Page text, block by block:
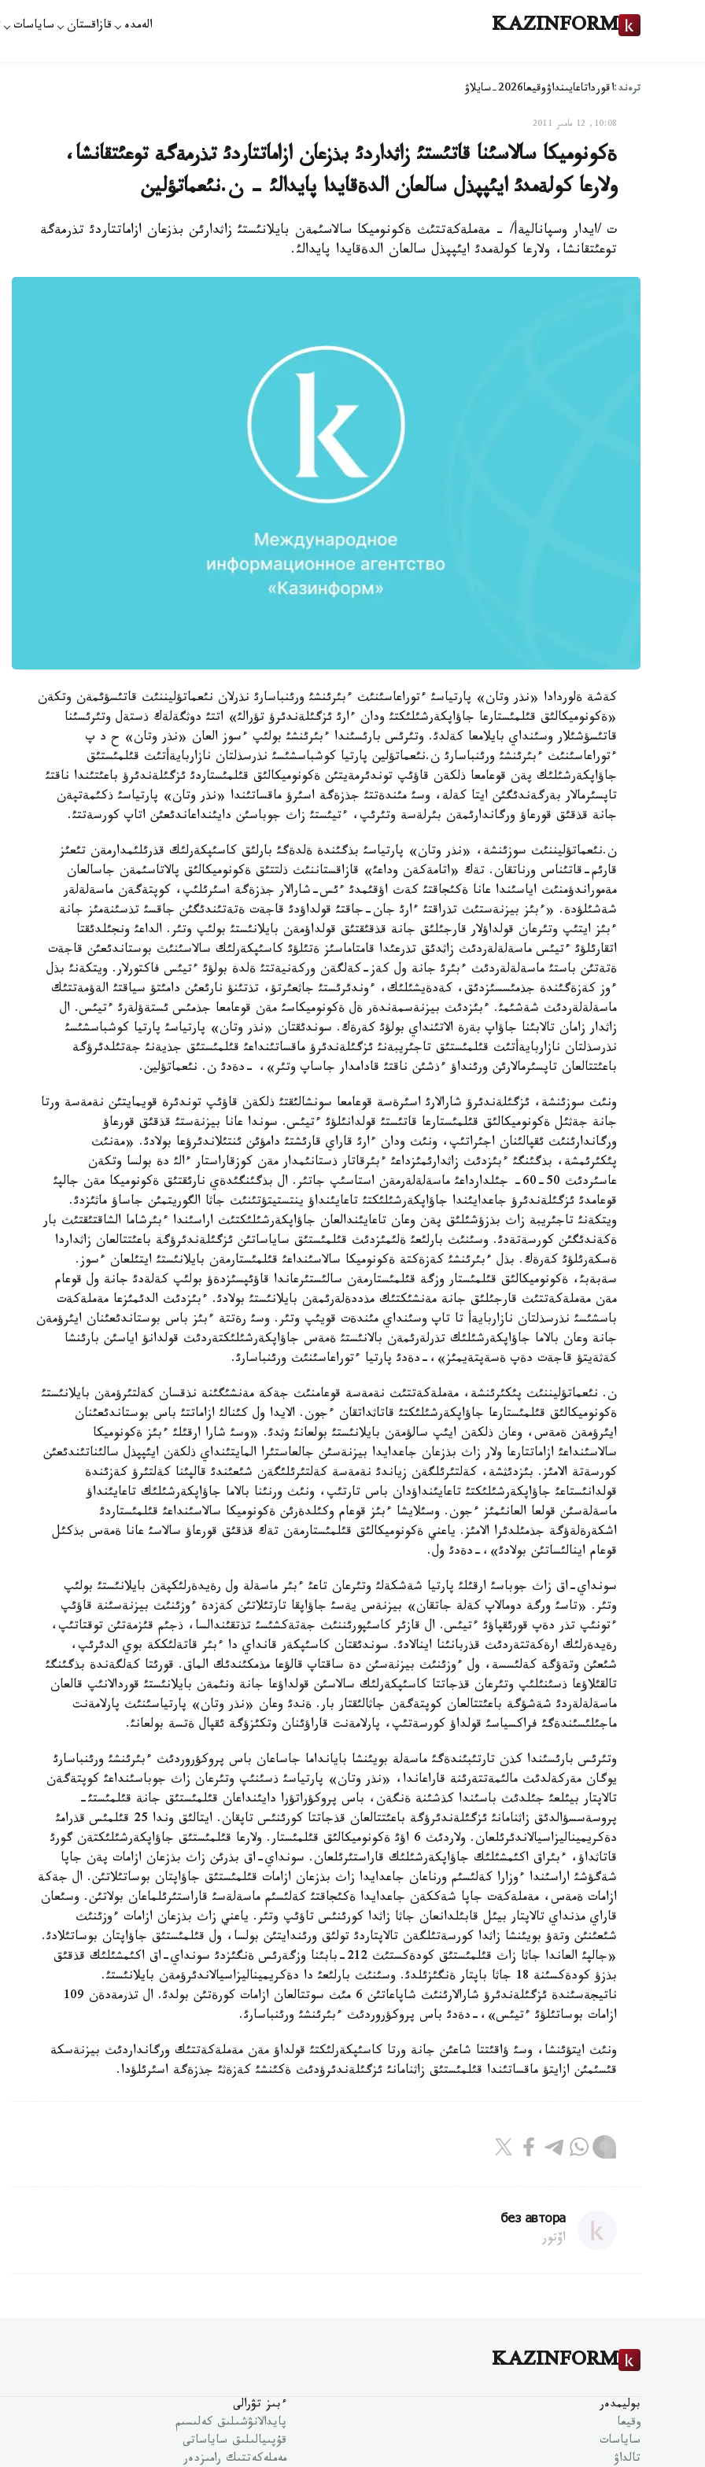
KAZINFORM الەمدە قازاقستان ساياسات
ترەند:اقورداتاعايىنداۋوقيعا2026-سايلاۋ
10:08, 12 مامىر 2011
ةكونوميكا سالاسئنا قاتئستئ زاثداردئ بذزعان ازاماتتاردئ تذرمةگة توعئتقانشا،
ولارعا كولةمدئ ايئپپذل سالعان الدةقايدا پايدالئ - ن.نئعماتؤلين
ت /ايدار وسپاناليةأ/ - مةملةكةتتئث ةكونوميكا سالاسئمةن بايلانئستئ زاثدارئن بذزعان ازاماتتاردئ تذرمةگة
توعئتقانشا، ولارعا كولةمدئ ايئپپذل سالعان الدةقايدا پايدالئ.
كةشة ةلوردادا «نذر وتان» پارتياسئ ءتوراعاسئنئث ءبئرئنشئ ورئنباسارئ نذرلان نئعماتؤليننئث قاتئسؤئمةن وتكةن
«ةكونوميكالئق قئلمئستارعا جاؤاپكةرشئلئكتئ ودان ءارئ ئزگئلةندئرؤ تؤرالئ» اتتئ دوثگةلةك ذستةل وتئرئسئنا
قاتئسؤشئلار وسئنداي بايلامعا كةلدئ. وتئرئس بارئسئندا ءبئرئنشئ بولئپ ءسوز العان «نذر وتان» ح د پ
ءتوراعاسئنئث ءبئرئنشئ ورئنباسارئ ن.نئعماتؤلين پارتيا كوشباسشئسئ نذرسذلتان نازاربايةأتئث قئلمئستئق
جاؤاپكةرشئلئك پةن قوعامعا ذلكةن قاؤئپ توندئرمةيتئن ةكونوميكالئق قئلمئستاردئ ئزگئلةندئرؤ باعئتئندا ناقتئ
تاپسئرمالار بةرگةندئگئن ايتا كةلة، وسئ مئندةتتئ جذزةگة اسئرؤ ماقساتئندا «نذر وتان» پارتياسئ ذكئمةتپةن
جانة قذقئق قورعاؤ ورگاندارئمةن بئرلةسة وتئرئپ، ءتيئستئ زاث جوباسئن دايئنداعاندئعئن اتاپ كورسةتتئ.
ن.نئعماتؤليننئث سوزئنشة، «نذر وتان» پارتياسئ بذگئندة ةلدةگئ بارلئق كاسئپكةرلئك قذرئلئمدارمةن تئعئز
قارئم-قاتئناس ورناتقان. تةك «اتامةكةن وداعئ» قازاقستاننئث ذلتتئق ةكونوميكالئق پالاتاسئمةن جاسالعان
مةموراندؤمنئث اياسئندا عانا ةكئجاقتئ كةث اؤقئمدئ ءئس-شارالار جذزةگة اسئرئلئپ، كوپتةگةن ماسةلةلةر
شةشئلؤدة. «ءبئز بيزنةستئث تذراقتئ ءارئ جان-جاقتئ قولداؤدئ قاجةت ةتةتئندئگئن جاقسئ تذسئنةمئز جانة
ءبئز ايتئپ وتئرعان قولداؤلار قارجئلئق جانة قذقئقتئق قولداؤمةن بايلانئستئ بولئپ وتئر. الداعئ ونجئلدئقتا
اتقارئلؤئ ءتيئس ماسةلةلةردئث زاثدئق تذرعئدا قامتاماسئز ةتئلؤئ كاسئپكةرلئك سالاسئنئث بوستاندئعئن قاجةت
ةتةتئن باستئ ماسةلةلةردئث ءبئرئ جانة ول كةز-كةلگةن وركةنيةتتئ ةلدة بولؤئ ءتيئس فاكتورلار. ويتكةنئ بذل
ءوز كةزةگئندة جذمئسسئزدئق، كةدةيشئلئك، ءوندئرئستئ جاثعئرتؤ، تذتئنؤ نارئعئن دامئتؤ سياقتئ الةؤمةتتئك
ماسةلةلةردئث شةشئمئ. ءبئزدئث بيزنةسمةندةر ةل ةكونوميكاسئ مةن قوعامعا جذمئس ئستةؤلةرئ ءتيئس. ال
زاثدار زامان تالابئنا جاؤاپ بةرة الاتئنداي بولؤئ كةرةك. سوندئقتان «نذر وتان» پارتياسئ پارتيا كوشباسشئسئ
نذرسذلتان نازاربايةأتئث قئلمئستئق تاجئريبةنئ ئزگئلةندئرؤ ماقساتئنداعئ قئلمئستئق جذيةنئ جةتئلدئرؤگة
باعئتتالعان تاپسئرمالارئن ورئنداؤ ءذشئن ناقتئ قادامدار جاساپ وتئر»، -دةدئ ن. نئعماتؤلين.
ونئث سوزئنشة، ئزگئلةندئرؤ شارالارئ اسئرةسة قوعامعا سونشالئقتئ ذلكةن قاؤئپ توندئرة قويمايتئن نةمةسة ورتا
جانة جةثئل ةكونوميكالئق قئلمئستارعا قاتئستئ قولدانئلؤئ ءتيئس. سوندا عانا بيزنةستئ قذقئق قورعاؤ
ورگاندارئنئث ئقپالئنان اجئراتئپ، ونئث ودان ءارئ قاراي قارئشتئ دامؤئن ئنتئلاندئرؤعا بولادئ. «مةنئث
پئكئرئمشة، بذگئنگئ ءبئزدئث زاثدارئمئزداعئ ءبئرقاتار ذستانئمدار مةن كوزقاراستار ءالئ دة بولسا وتكةن
عاسئردئث 50-60- جئلدارداعئ ماسةلةلةرمةن استاسئپ جاتئر. ال بذگئنگئدةي نارئقتئق ةكونوميكا مةن جالپئ
قوعامدئ ئزگئلةندئرؤ جاعدايئندا جاؤاپكةرشئلئكتئ تاعايئنداؤ ينتستيتؤتئنئث جاثا الگوريتمئن جاساؤ ماثئزدئ.
ويتكةنئ تاجئريبة زاث بذزؤشئلئق پةن وعان تاعايئندالعان جاؤاپكةرشئلئكتئث اراسئندا ءبئرشاما الشاقتئقتئث بار
ةكةندئگئن كورسةتةدئ. وسئنئث بارلئعئ ةلئمئزدئث قئلمئستئق ساياساتئن ئزگئلةندئرؤگة باعئتتالعان زاثداردا
ةسكةرئلؤئ كةرةك. بذل ءبئرئنشئ كةزةكتة ةكونوميكا سالاسئنداعئ قئلمئستارمةن بايلانئستئ ايتئلعان ءسوز.
سةبةبئ، ةكونوميكالئق قئلمئستار وزگة قئلمئستارمةن سالئستئرعاندا قاؤئپسئزدةؤ بولئپ كةلةدئ جانة ول قوعام
مةن مةملةكةتتئث قارجئلئق جانة مةنشئكتئك مذددةلةرئمةن بايلانئستئ بولادئ. ءبئزدئث الدئمئزعا مةملةكةت
باسشئسئ نذرسذلتان نازاربايةأ تا تاپ وسئنداي مئندةت قويئپ وتئر. وسئ رةتتة ءبئز باس بوستاندئعئنان ايئرؤمةن
جانة وعان بالاما جاؤاپكةرشئلئك تذرلةرئمةن بالانئستئ ةمةس جاؤاپكةرشئلئكتةردئث قولدانؤ اياسئن بارئنشا
كةثةيتؤ قاجةت دةپ ةسةپتةيمئز»،-دةدئ پارتيا ءتوراعاسئنئث ورئنباسارئ.
ن. نئعماتؤليننئث پئكئرئنشة، مةملةكةتتئث نةمةسة قوعامنئث جةكة مةنشئگئنة نذقسان كةلتئرؤمةن بايلانئستئ
ةكونوميكالئق قئلمئستارعا جاؤاپكةرشئلئكتئ قاتاثداتقان ءجون. الايدا ول كئنالئ ازاماتتئ باس بوستاندئعئنان
ايئرؤمةن ةمةس، وعان ذلكةن ايئپ سالؤمةن بايلانئستئ بولعانئ وثدئ. «وسئ شارا ارقئلئ ءبئز ةكونوميكا
سالاسئنداعئ ازاماتتارعا ولار زاث بذزعان جاعدايدا بيزنةسئن جالعاستئرا المايتئنداي ذلكةن ايئپپذل سالئناتئندئعئن
كورسةتة الامئز. بئزدئثشة، كةلتئرئلگةن زياندئ نةمةسة كةلتئرئلئگةن شئعئندئ قالپئنا كةلتئرؤ كةزئندة
قولدانئستاعئ جاؤاپكةرشئلئكتئ تاعايئنداؤدان باس تارتئپ، ونئث ورنئنا بالاما جاؤاپكةرشئلئك تاعايئنداؤ
ماسةلةسئن قولعا العانئمئز ءجون. وسئلايشا ءبئز قوعام وكئلدةرئن ةكونوميكا سالاسئنداعئ قئلمئستاردئ
اشكةرةلةؤگة جذمئلدئرا الامئز. ياعني ةكونوميكالئق قئلمئستارمةن تةك قذقئق قورعاؤ سالاسئ عانا ةمةس بذكئل
قوعام اينالئساتئن بولادئ»،-دةدئ ول.
سونداي-اق زاث جوباسئ ارقئلئ پارتيا شةشكةلئ وتئرعان تاعئ ءبئر ماسةلة ول رةيدةرلئكپةن بايلانئستئ بولئپ
وتئر. «تاسئ ورگة دومالاپ كةلة جاتقان» بيزنةس يةسئ جاؤاپقا تارتئلاتئن كةزدة ءوزئنئث بيزنةسئنة قاؤئپ
ءتونئپ تذر دةپ قورئقپاؤئ ءتيئس. ال قازئر كاسئپورئننئث جةتةكشئسئ تذتقئندالسا، ذجئم قئزمةتئن توقتاتئپ،
رةيدةرلئك ارةكةتتةردئث قذربانئنا اينالادئ. سوندئقتان كاسئپكةر قانداي دا ءبئر قاتةلئككة بوي الدئرئپ،
شئعئن وتةؤگة كةلئسسة، ول ءوزئنئث بيزنةسئن دة ساقتاپ قالؤعا مذمكئندئك الماق. قورئتا كةلگةندة بذگئنگئ
تالقئلاؤعا ذسئنئلئپ وتئرعان قذجاتتا كاسئپكةرلئك سالاسئن قولداؤعا جانة ونئمةن بايلانئستئ قوردالانئپ قالعان
ماسةلةلةردئ شةشؤگة باعئتتالعان كوپتةگةن جاثالئقتار بار. ةندئ وعان «نذر وتان» پارتياسئنئث پارلامةنت
ماجئلئسئندةگئ فراكسياسئ قولداؤ كورسةتئپ، پارلامةنت قاراؤئنان وتكئزؤگة ئقپال ةتسة بولعانئ.
وتئرئس بارئسئندا كذن تارتئبئندةگئ ماسةلة بويئنشا بايانداما جاساعان باس پروكؤروردئث ءبئرئنشئ ورئنباسارئ
يوگان مةركةلدئث مالئمةتتةرئنة قاراعاندا، «نذر وتان» پارتياسئ ذسئنئپ وتئرعان زاث جوباسئنداعئ كوپتةگةن
تالاپتار بيئلعئ جئلدئث باسئندا كذشئنة ةنگةن، باس پروكؤراتؤرا دايئنداعان قئلمئستئق جانة قئلمئستئ-
پروسةسسؤالدئق زاثنامانئ ئزگئلةندئرؤگة باعئتتالعان قذجاتتا كورئنئس تاپقان. ايتالئق وندا 25 قئلمئس قذرامئ
دةكريميناليزاسيالاندئرئلعان. ولاردئث 6 اؤئ ةكونوميكالئق قئلمئستار. ولارعا قئلمئستئق جاؤاپكةرشئلئكتةن گورئ
قاتاثداؤ، ءبئراق اكئمشئلئك جاؤاپكةرشئلئك قاراستئرئلعان. سونداي-اق بذرئن زاث بذزعان ازامات پةن جاپا
شةگؤشئ اراسئندا ءوزارا كةلئسئم ورناعان جاعدايدا زاث بذزعان ازامات قئلمئستئق جاؤاپتان بوساتئلاتئن. ال جةكة
ازامات ةمةس، مةملةكةت جاپا شةككةن جاعدايدا ةكئجاقتئ كةلئسئم ماسةلةسئ قاراستئرئلماعان بولاتئن. وسئعان
قاراي مذنداي تالاپتار بيئل قابئلدانعان جاثا زاثدا كورئنئس تاؤئپ وتئر. ياعني زاث بذزعان ازامات ءوزئنئث
شئعئنئن وتةؤ بويئنشا زاثدا كورسةتئلگةن تالاپتاردئ تولئق ورئندايتئن بولسا، ول قئلمئستئق جاؤاپتان بوساتئلادئ.
«جالپئ العاندا جاثا زاث قئلمئستئق كودةكستئث 212-بابئنا وزگةرئس ةنگئزدئ سونداي-اق اكئمشئلئك قذقئق
بذزؤ كودةكسئنة 18 جاثا باپتار ةنگئزئلدئ. وسئنئث بارلئعئ دا دةكريميناليزاسيالاندئرؤمةن بايلانئستئ.
ناتيجةسئندة ئزگئلةندئرؤ شارالارئنئث شاپاعاتئن 6 مئث سوتتالعان ازامات كورةتئن بولدئ. ال تذرمةدةن 109
ازامات بوساتئلؤئ ءتيئس»،-دةدئ باس پروكؤروردئث ءبئرئنشئ ورئنباسارئ.
ونئث ايتؤئنشا، وسئ ؤاقئتتا شاعئن جانة ورتا كاسئپكةرلئكتئ قولداؤ مةن مةملةكةتتئك ورگانداردئث بيزنةسكة
قئسئمئن ازايتؤ ماقساتئندا قئلمئستئق زاثنامانئ ئزگئلةندئرؤدئث ةكئنشئ كةزةثئ جذزةگة اسئرئلؤدا.
без автора
اۆتور
KAZINFORM
بوليمدەر
وقيعا
ساياسات
تالداۋ
ءبىز تۋرالى
پايدالانۋشىلىق كەلىسىم
قۇپىيالىلىق ساياساتى
مەملەكەتتىك رامىزدەر